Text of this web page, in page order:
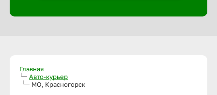
Главная
Авто-курьер
МО, Красногорск